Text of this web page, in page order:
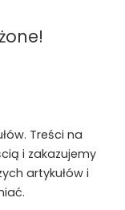
Treści na
i zakazujemy
artykułów i